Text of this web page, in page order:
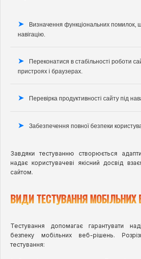
Визначення функціональних помилок,
навігацію.
Переконатися в стабільності роботи
пристроях і браузерах.
Перевірка продуктивності сайту під
Забезпечення повної безпеки
Завдяки тестуванню створюється
надає користувачеві якісний досвід
сайтом.
ВИДИ ТЕСТУВАННЯ МОБІЛЬНИХ
Тестування допомагає гарантувати
безпеку мобільних веб-рішень.
тестування: